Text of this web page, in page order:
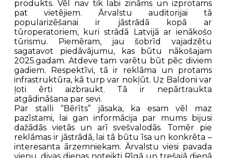
produkts. Vēl nav tik labi zināms un izprotams
pat vietējiem. Ārvalstu auditorijai tā
popularizēšanai ir jāstrādā kopā ar
tūroperatoriem, kuri strādā Latvijā ar ienākošo
tūrismu. Piemēram, jau šobrīd vajadzētu
sagatavot piedāvājumu, kas būtu nākošajam
2025.gadam. Atdeve tam varētu būt pēc diviem
gadiem. Respektīvi, tā ir reklāma un protams
infrastruktūra, kā turp var nokļūt. Uz Baldoni var
ļoti ērti aizbraukt. Tā ir nepārtraukta
atgādināšana par sevi.
Par stalli “Bērīts” jāsaka, ka esam vēl maz
pazīstami, lai gan informācija par mums bijusi
dažādās vietās un arī svešvalodās. Tomēr pie
reklāmas ir jāstrādā, lai tā būtu īsa un konkrēta –
interesanta ārzemniekam. Ārvalstu viesi pavada